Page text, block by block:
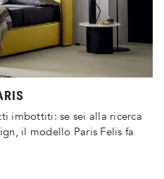
imbottiti: se sei alla ricerca
il modello Paris Felis fa